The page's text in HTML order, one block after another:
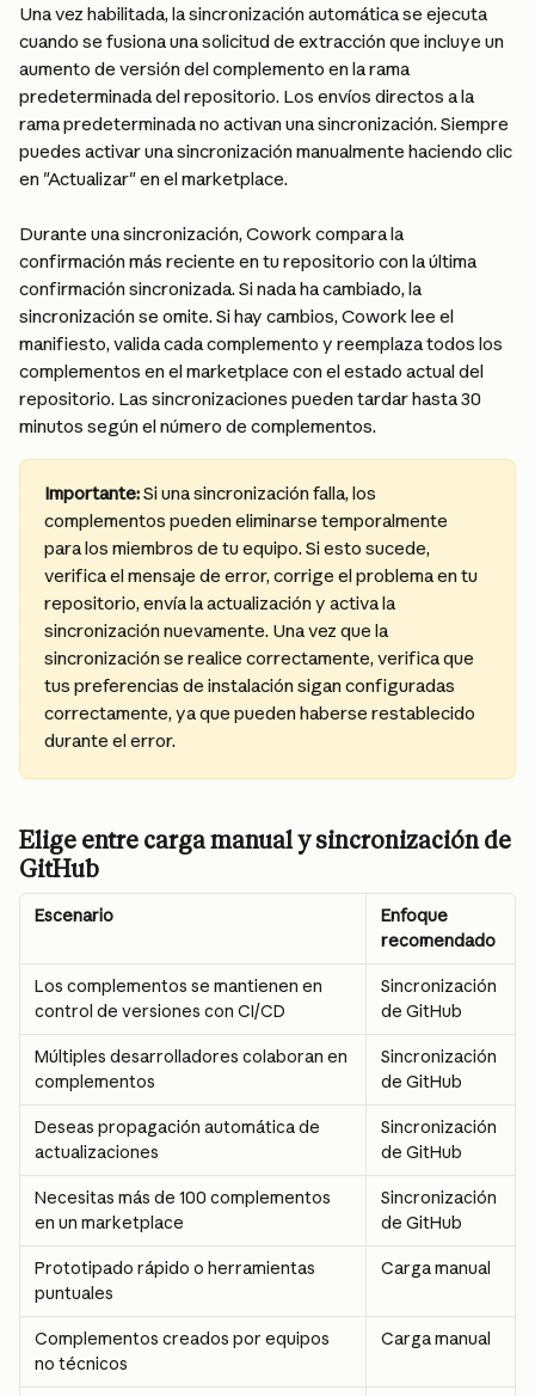
Una vez habilitada, la sincronización automática se ejecuta
cuando se fusiona una solicitud de extracción que incluye un
aumento de versión del complemento en la rama
predeterminada del repositorio. Los envíos directos a la
rama predeterminada no activan una sincronización. Siempre
puedes activar una sincronización manualmente haciendo clic
en "Actualizar" en el marketplace.
Durante una sincronización, Cowork compara la
confirmación más reciente en tu repositorio con la última
confirmación sincronizada. Si nada ha cambiado, la
sincronización se omite. Si hay cambios, Cowork lee el
manifiesto, valida cada complemento y reemplaza todos los
complementos en el marketplace con el estado actual del
repositorio. Las sincronizaciones pueden tardar hasta 30
minutos según el número de complementos.
Importante: Si una sincronización falla, los
complementos pueden eliminarse temporalmente
para los miembros de tu equipo. Si esto sucede,
verifica el mensaje de error, corrige el problema en tu
repositorio, envía la actualización y activa la
sincronización nuevamente. Una vez que la
sincronización se realice correctamente, verifica que
tus preferencias de instalación sigan configuradas
correctamente, ya que pueden haberse restablecido
durante el error.
Elige entre carga manual y sincronización de
GitHub
Escenario
Enfoque
recomendado
Los complementos se mantienen en
control de versiones con CI/CD
Sincronización
de GitHub
Múltiples desarrolladores colaboran en
complementos
Sincronización
de GitHub
Deseas propagación automática de
actualizaciones
Sincronización
de GitHub
Necesitas más de 100 complementos
en un marketplace
Sincronización
de GitHub
Prototipado rápido o herramientas
puntuales
Carga manual
Complementos creados por equipos
no técnicos
Carga manual